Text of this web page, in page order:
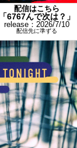
配信はこちら
「6767んで次は？」
release：2026/7/10
配信先に準ずる